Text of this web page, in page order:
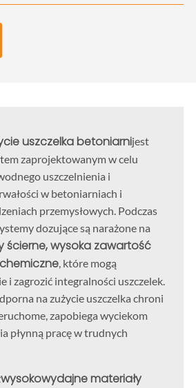
uszczelka betoniarnijest
zaprojektowanym w celu
uszczelnienia i
w betoniarniach i
przemysłowych. Podczas
dozujące są narażone na
ścierne, wysoka zawartość
, które mogą
i zagrozić integralności uszczelek.
na zużycie uszczelka chroni
zapobiega wyciekom
płynną pracę w trudnych
wysokowydajne materiały